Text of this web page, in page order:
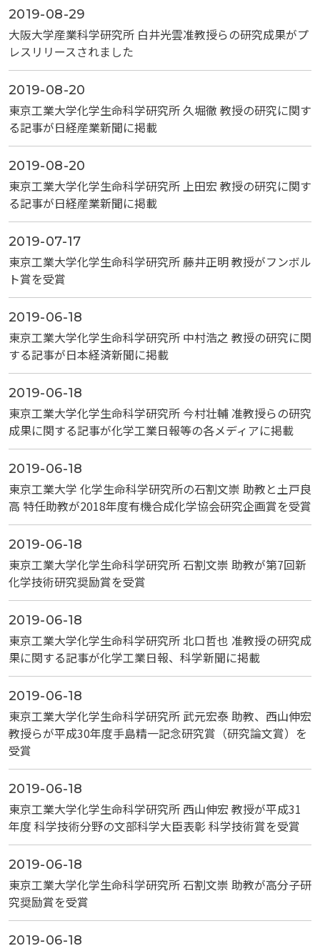
2019-08-29
大阪大学産業科学研究所 白井光雲准教授らの研究成果がプ
レスリリースされました
2019-08-20
東京工業大学化学生命科学研究所 久堀徹 教授の研究に関す
る記事が日経産業新聞に掲載
2019-08-20
東京工業大学化学生命科学研究所 上田宏 教授の研究に関す
る記事が日経産業新聞に掲載
2019-07-17
東京工業大学化学生命科学研究所 藤井正明 教授がフンボル
ト賞を受賞
2019-06-18
東京工業大学化学生命科学研究所 中村浩之 教授の研究に関
する記事が日本経済新聞に掲載
2019-06-18
東京工業大学化学生命科学研究所 今村壮輔 准教授らの研究
成果に関する記事が化学工業日報等の各メディアに掲載
2019-06-18
東京工業大学 化学生命科学研究所の石割文崇 助教と土戸良
高 特任助教が2018年度有機合成化学協会研究企画賞を受賞
2019-06-18
東京工業大学化学生命科学研究所 石割文崇 助教が第7回新
化学技術研究奨励賞を受賞
2019-06-18
東京工業大学化学生命科学研究所 北口哲也 准教授の研究成
果に関する記事が化学工業日報、科学新聞に掲載
2019-06-18
東京工業大学化学生命科学研究所 武元宏泰 助教、西山伸宏
教授らが平成30年度手島精一記念研究賞（研究論文賞）を
受賞
2019-06-18
東京工業大学化学生命科学研究所 西山伸宏 教授が平成31
年度 科学技術分野の文部科学大臣表彰 科学技術賞を受賞
2019-06-18
東京工業大学化学生命科学研究所 石割文崇 助教が高分子研
究奨励賞を受賞
2019-06-18